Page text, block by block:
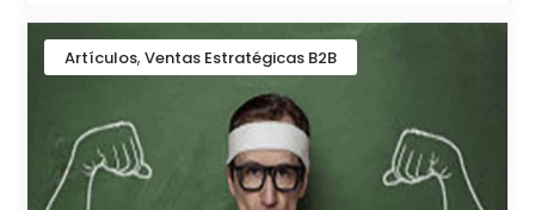
Artículos,Ventas Estratégicas B2B